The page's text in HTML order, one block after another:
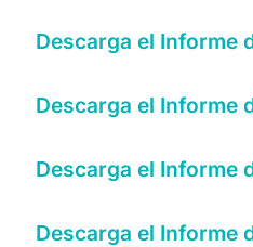
Descarga el Informe
Descarga el Informe
Descarga el Informe
Descarga el Informe